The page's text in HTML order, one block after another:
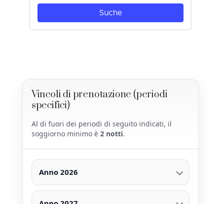
Vincoli di prenotazione (periodi
specifici)
Al di fuori dei periodi di seguito indicati, il
soggiorno minimo è 2 notti.
Anno 2026